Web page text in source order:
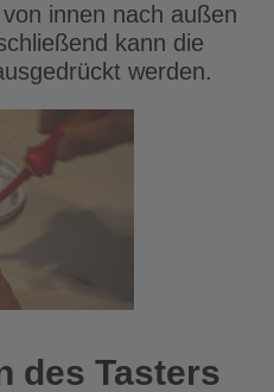
innen nach außen
kann die
werden.
des Tasters